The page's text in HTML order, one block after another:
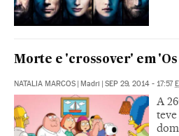
Morte e 'crossover' em 'Os
NATALIA MARCOS Madri SEP 29, 2014 - 17:57
A